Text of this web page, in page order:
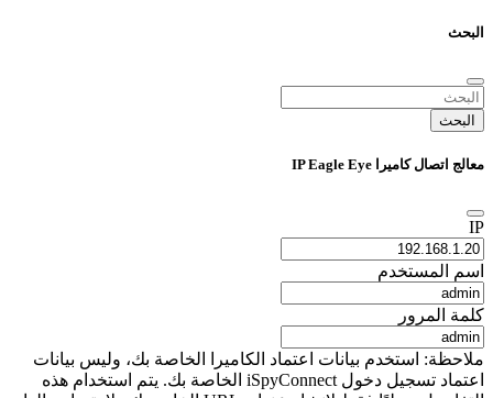
البحث
البحث
معالج اتصال كاميرا IP Eagle Eye
IP
اسم المستخدم
كلمة المرور
ملاحظة: استخدم بيانات اعتماد الكاميرا الخاصة بك، وليس بيانات
اعتماد تسجيل دخول iSpyConnect الخاصة بك. يتم استخدام هذه